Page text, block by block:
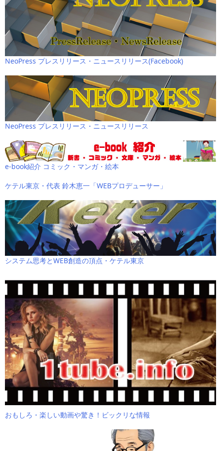
NeoPress プレスリリース・ニュースリリース(Facebook)
NeoPress プレスリリース・ニュースリリース
e-book紹介 コミック・マンガ・絵本
ケテル東京・代表 鈴木恵一「WEBプロデューサー」
システム思考とWEB創造の頂点・ケテル東京
おもしろ・楽しい動画や驚き！ビックリな情報